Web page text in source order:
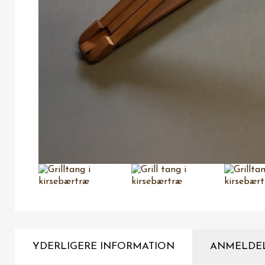
YDERLIGERE INFORMATION